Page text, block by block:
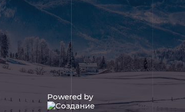
Powered by